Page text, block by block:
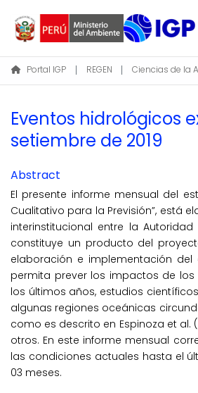
Portal IGP REGEN
Eventos hidrológicos
setiembre de 2019
Abstract
El presente informe mensual del
Cualitativo para la Previsión”, está
interinstitucional entre la
constituye un producto del
elaboración e implementación
permita prever los impactos de
los últimos años, estudios
algunas regiones oceánicas
como es descrito en Espinoza et al.
otros. En este informe mensual
las condiciones actuales hasta el
03 meses.